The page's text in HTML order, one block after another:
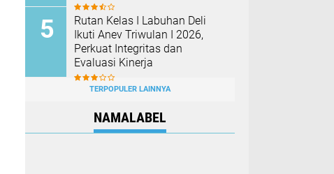
Rutan Kelas I Labuhan Deli
Ikuti Anev Triwulan I 2026,
Perkuat Integritas dan
Evaluasi Kinerja
TERPOPULER LAINNYA
NAMALABEL